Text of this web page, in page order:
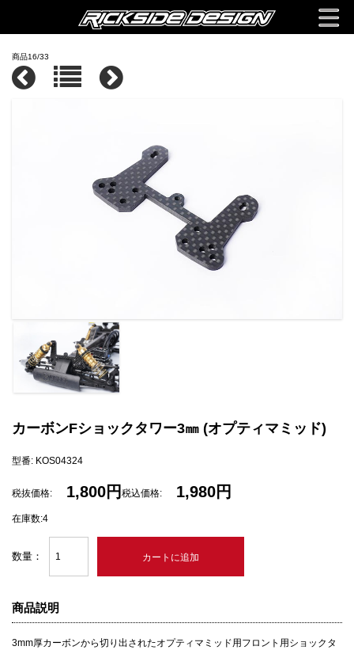
商品16/33
カーボンFショックタワー3㎜ (オプティマミッド)
型番: KOS04324
税抜価格: 1,800円 税込価格: 1,980円
在庫数:4
数量：
商品説明
3mm厚カーボンから切り出されたオプティマミッド用フロント用ショックタ